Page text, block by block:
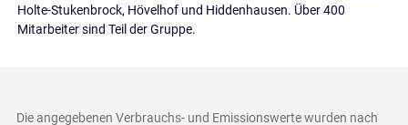
Holte-Stukenbrock, Hövelhof und Hiddenhausen. Über 400
Mitarbeiter sind Teil der Gruppe.
Die angegebenen Verbrauchs- und Emissionswerte wurden nach